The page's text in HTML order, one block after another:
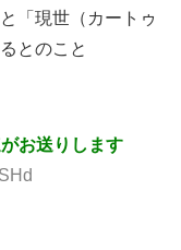
「現世（カートゥ
とのこと
お送りします